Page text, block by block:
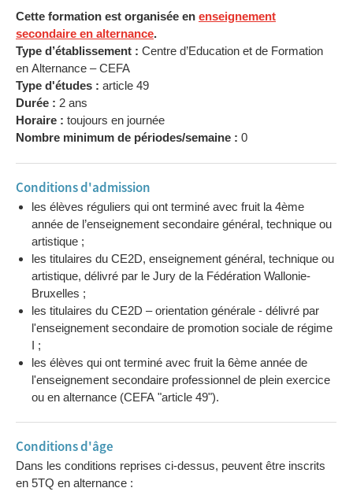
Cette formation est organisée en enseignement
secondaire en alternance.
Type d’établissement : Centre d’Education et de Formation
en Alternance – CEFA
Type d'études : article 49
Durée : 2 ans
Horaire : toujours en journée
Nombre minimum de périodes/semaine : 0
Conditions d'admission
les élèves réguliers qui ont terminé avec fruit la 4ème
année de l’enseignement secondaire général, technique ou
artistique ;
les titulaires du CE2D, enseignement général, technique ou
artistique, délivré par le Jury de la Fédération Wallonie-
Bruxelles ;
les titulaires du CE2D – orientation générale - délivré par
l'enseignement secondaire de promotion sociale de régime
I ;
les élèves qui ont terminé avec fruit la 6ème année de
l'enseignement secondaire professionnel de plein exercice
ou en alternance (CEFA "article 49").
Conditions d'âge
Dans les conditions reprises ci-dessus, peuvent être inscrits
en 5TQ en alternance :